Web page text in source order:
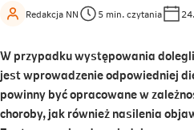
Redakcja NN 5 min. czytania
W przypadku występowania
jest wprowadzenie odpowiedniej
powinny być opracowane w
choroby, jak również nasilenia